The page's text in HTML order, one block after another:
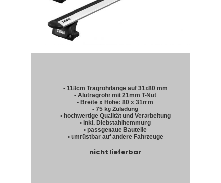
• 118cm Tragrohrlänge auf 31x80 mm
• Alutragrohr mit 21mm T-Nut
• Breite x Höhe: 80 x 31mm
• 75 kg Zuladung
• hochwertige Qualität und Verarbeitung
• inkl. Diebstahlhemmung
• passgenaue Bauteile
• umrüstbar auf andere Fahrzeuge
nicht lieferbar